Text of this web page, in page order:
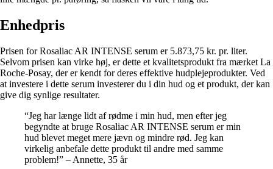
Enhedpris
Prisen for Rosaliac AR INTENSE serum er 5.873,75 kr. pr. liter.
Selvom prisen kan virke høj, er dette et kvalitetsprodukt fra mærket La
Roche-Posay, der er kendt for deres effektive hudplejeprodukter. Ved
at investere i dette serum investerer du i din hud og et produkt, der kan
give dig synlige resultater.
“Jeg har længe lidt af rødme i min hud, men efter jeg
begyndte at bruge Rosaliac AR INTENSE serum er min
hud blevet meget mere jævn og mindre rød. Jeg kan
virkelig anbefale dette produkt til andre med samme
problem!” – Annette, 35 år